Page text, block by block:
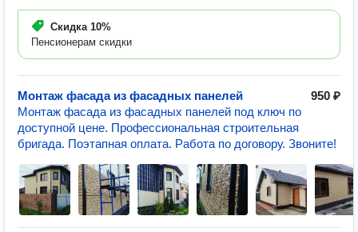
Скидка 10%
Пенсионерам скидки
Монтаж фасада из фасадных панелей
950 ₽
Монтаж фасада из фасадных панелей под ключ по
доступной цене. Профессиональная строительная
бригада. Поэтапная оплата. Работа по договору. Звоните!